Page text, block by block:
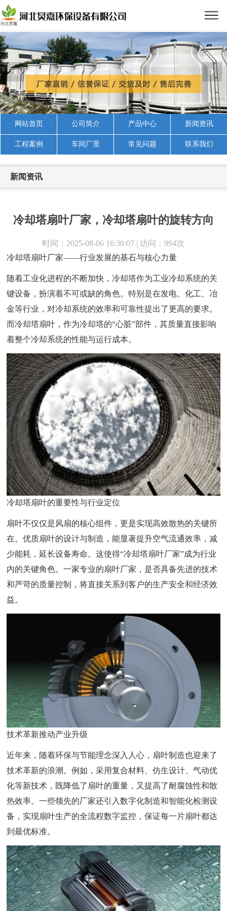
网站首页 公司简介 产品中心 新闻资讯
工程案例 车间厂景 常见问题 联系我们
新闻资讯
冷却塔扇叶厂家，冷却塔扇叶的旋转方向
时间：2025-08-06 16:30:07 | 访问：994次
冷却塔扇叶厂家——行业发展的基石与核心力量
随着工业化进程的不断加快，冷却塔作为工业冷却系统的关
键设备，扮演着不可或缺的角色。特别是在发电、化工、冶
金等行业，对冷却系统的效率和可靠性提出了更高的要求。
而冷却塔扇叶，作为冷却塔的“心脏”部件，其质量直接影响
着整个冷却系统的性能与运行成本。
冷却塔扇叶的重要性与行业定位
扇叶不仅仅是风扇的核心组件，更是实现高效散热的关键所
在。优质扇叶的设计与制造，能显著提升空气流通效率，减
少能耗，延长设备寿命。这使得“冷却塔扇叶厂家”成为行业
内的关键角色。一家专业的扇叶厂家，是否具备先进的技术
和严苛的质量控制，将直接关系到客户的生产安全和经济效
益。
技术革新推动产业升级
近年来，随着环保与节能理念深入人心，扇叶制造也迎来了
技术革新的浪潮。例如，采用复合材料、仿生设计、气动优
化等新技术，既降低了扇叶的重量，又提高了耐腐蚀性和散
热效率。一些领先的厂家还引入数字化制造和智能化检测设
备，实现扇叶生产的全流程数字监控，保证每一片扇叶都达
到最优标准。